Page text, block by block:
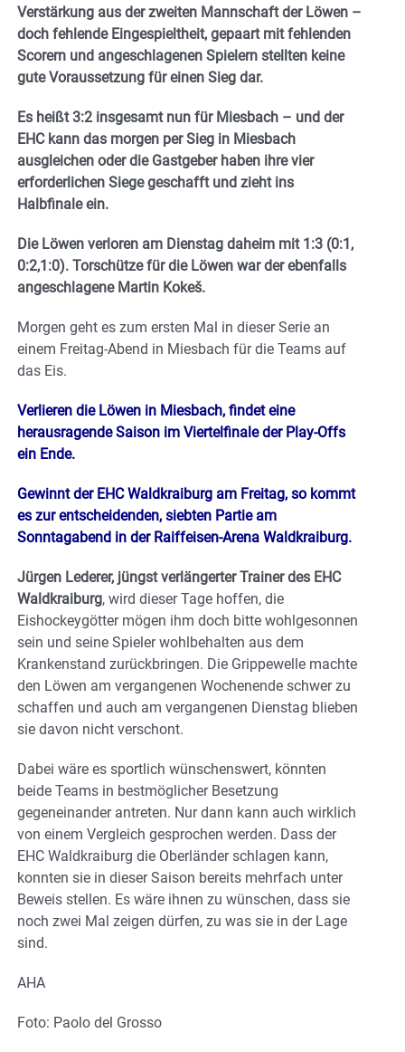
Verstärkung aus der zweiten Mannschaft der Löwen –
doch fehlende Eingespieltheit, gepaart mit fehlenden
Scorern und angeschlagenen Spielern stellten keine
gute Voraussetzung für einen Sieg dar.
Es heißt 3:2 insgesamt nun für Miesbach – und der
EHC kann das morgen per Sieg in Miesbach
ausgleichen oder die Gastgeber haben ihre vier
erforderlichen Siege geschafft und zieht ins
Halbfinale ein.
Die Löwen verloren am Dienstag daheim mit 1:3 (0:1,
0:2,1:0). Torschütze für die Löwen war der ebenfalls
angeschlagene Martin Kokeš.
Morgen geht es zum ersten Mal in dieser Serie an
einem Freitag-Abend in Miesbach für die Teams auf
das Eis.
Verlieren die Löwen in Miesbach, findet eine
herausragende Saison im Viertelfinale der Play-Offs
ein Ende.
Gewinnt der EHC Waldkraiburg am Freitag, so kommt
es zur entscheidenden, siebten Partie am
Sonntagabend in der Raiffeisen-Arena Waldkraiburg.
Jürgen Lederer, jüngst verlängerter Trainer des EHC
Waldkraiburg, wird dieser Tage hoffen, die
Eishockeygötter mögen ihm doch bitte wohlgesonnen
sein und seine Spieler wohlbehalten aus dem
Krankenstand zurückbringen. Die Grippewelle machte
den Löwen am vergangenen Wochenende schwer zu
schaffen und auch am vergangenen Dienstag blieben
sie davon nicht verschont.
Dabei wäre es sportlich wünschenswert, könnten
beide Teams in bestmöglicher Besetzung
gegeneinander antreten. Nur dann kann auch wirklich
von einem Vergleich gesprochen werden. Dass der
EHC Waldkraiburg die Oberländer schlagen kann,
konnten sie in dieser Saison bereits mehrfach unter
Beweis stellen. Es wäre ihnen zu wünschen, dass sie
noch zwei Mal zeigen dürfen, zu was sie in der Lage
sind.
AHA
Foto: Paolo del Grosso